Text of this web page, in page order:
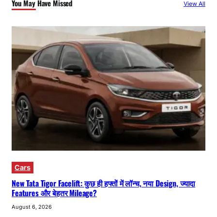
You May Have Missed View All
Cars
New Tata Tigor Facelift: कुछ ही हफ्तों में लॉन्च, नया Design, ज्यादा
Features और बेहतर Mileage?
August 6, 2026